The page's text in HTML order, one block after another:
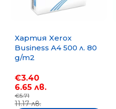
Хартия Xerox
Business A4 500 л. 80
g/m2
€3.40
6.65 лв.
€5.71
11.17 лв.